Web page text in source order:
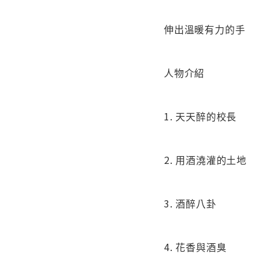
伸出溫暖有力的
人物介紹
1. 天天醉的校長
2. 用酒澆灌的土地
3. 酒醉八卦
4. 花香與酒臭